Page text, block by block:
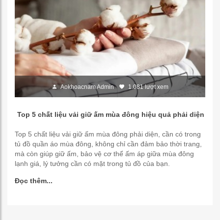
Aokhoacnam Admin 1.081 lượt xem
Top 5 chất liệu vải giữ ấm mùa đông hiệu quả phải diện
Top 5 chất liệu vải giữ ấm mùa đông phải diện, cần có trong
tủ đồ quần áo mùa đông, không chỉ cần đảm bảo thời trang,
mà còn giúp giữ ấm, bảo vệ cơ thể ấm áp giữa mùa đông
lạnh giá, lý tưởng cần có mặt trong tủ đồ của bạn.
Đọc thêm...